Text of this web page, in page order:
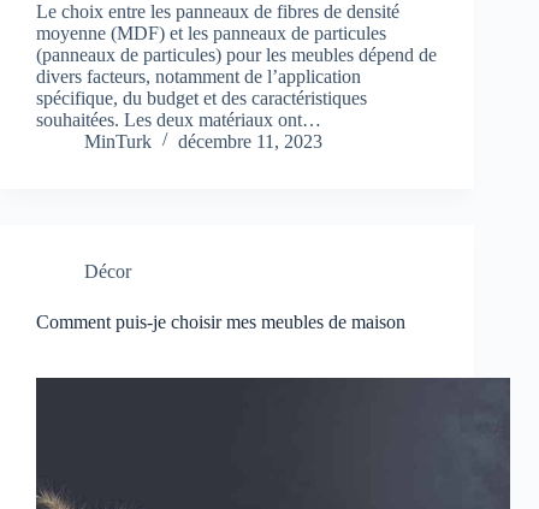
Le choix entre les panneaux de fibres de densité
moyenne (MDF) et les panneaux de particules
(panneaux de particules) pour les meubles dépend de
divers facteurs, notamment de l’application
spécifique, du budget et des caractéristiques
souhaitées. Les deux matériaux ont…
MinTurk
décembre 11, 2023
Décor
Comment puis-je choisir mes meubles de maison